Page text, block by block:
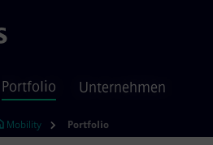
Portfolio Unternehmen
Mobility Portfolio